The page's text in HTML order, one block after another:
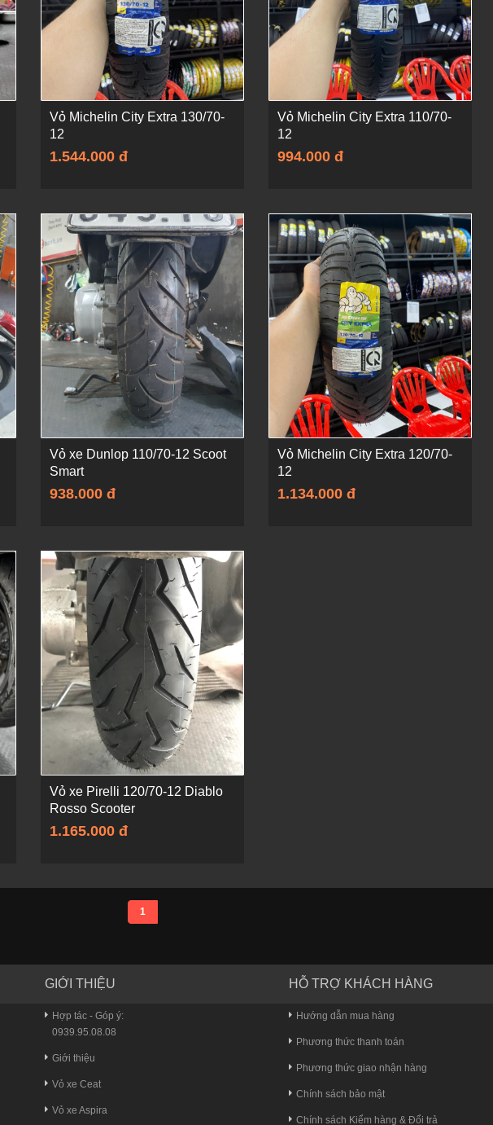
Vỏ Michelin City Extra 130/70-
12
1.544.000 đ
Vỏ Michelin City Extra 110/70-
12
994.000 đ
Vỏ xe Dunlop 110/70-12 Scoot
Smart
938.000 đ
Vỏ Michelin City Extra 120/70-
12
1.134.000 đ
Vỏ xe Pirelli 120/70-12 Diablo
Rosso Scooter
1.165.000 đ
1
GIỚI THIỆU
Hợp tác - Góp ý:
0939.95.08.08
Giới thiệu
Vỏ xe Ceat
Vỏ xe Aspira
HỖ TRỢ KHÁCH HÀNG
Hướng dẫn mua hàng
Phương thức thanh toán
Phương thức giao nhận hàng
Chính sách bảo mật
Chính sách Kiểm hàng & Đổi trả